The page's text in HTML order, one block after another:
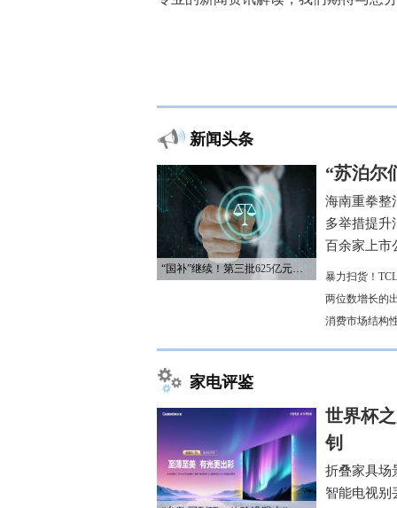
新闻头条
“国补”继续！第三批625亿元资金已下达
“苏泊尔
海南重拳整
多举措提升
百余家上市
暴力扫货！
两位数增长的
消费市场结构
家电评鉴
世界杯
钊
折叠家具场
智能电视别